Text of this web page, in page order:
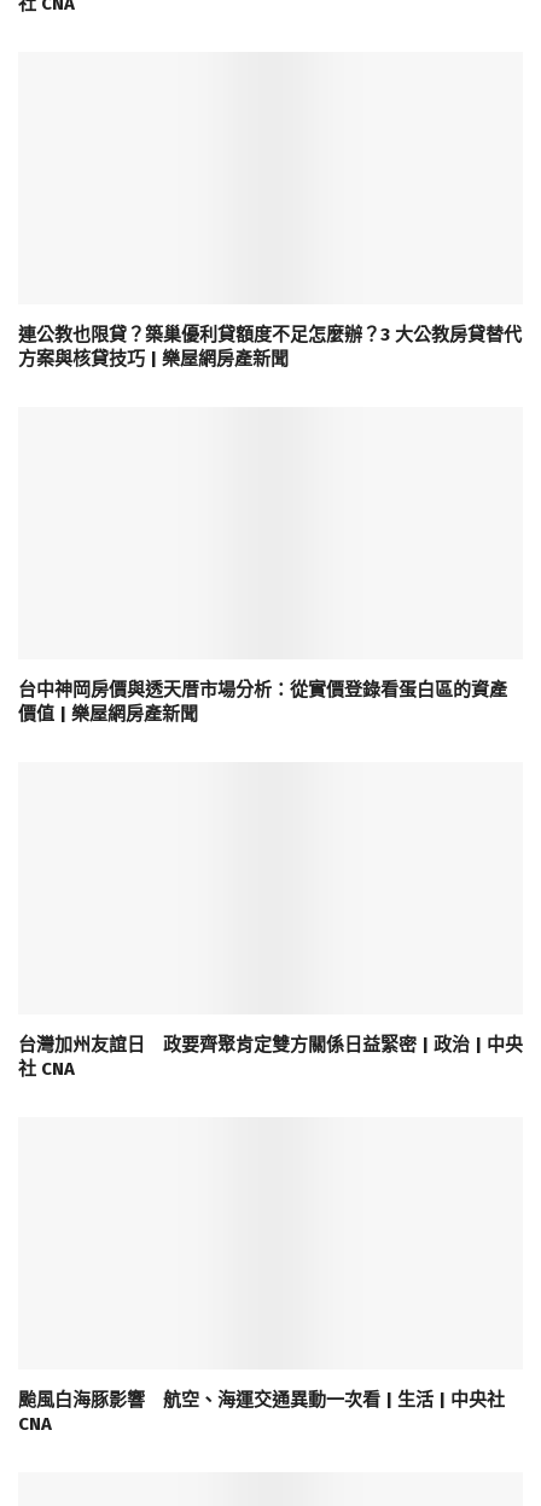
連公教也限貸？築巢優利貸額度不足怎麼辦？3 大公教房貸替代
方案與核貸技巧 | 樂屋網房產新聞
台中神岡房價與透天厝市場分析：從實價登錄看蛋白區的資產
價值 | 樂屋網房產新聞
台灣加州友誼日 政要齊聚肯定雙方關係日益緊密 | 政治 | 中央
社 CNA
颱風白海豚影響 航空、海運交通異動一次看 | 生活 | 中央社
CNA